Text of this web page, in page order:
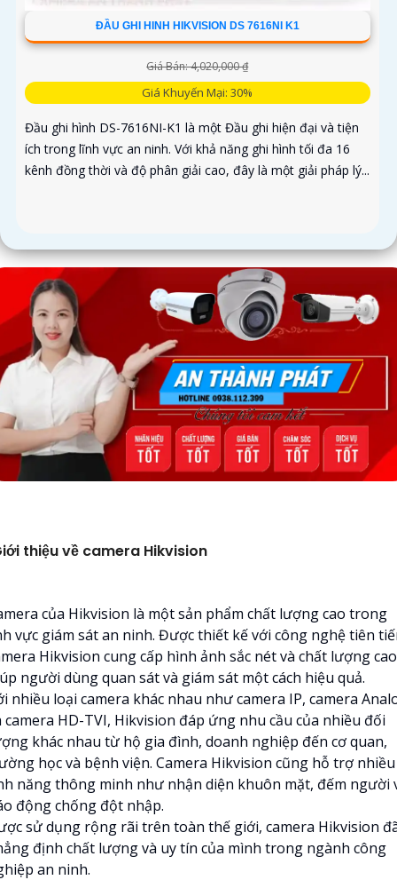
ĐẦU GHI HINH HIKVISION DS 7616NI K1
Giá Bán: 4,020,000 ₫
Giá Khuyến Mại: 30%
Đầu ghi hình DS-7616NI-K1 là một Đầu ghi hiện đại và tiện
ích trong lĩnh vực an ninh. Với khả năng ghi hình tối đa 16
kênh đồng thời và độ phân giải cao, đây là một giải pháp lý...
thiệu về camera Hikvision
của Hikvision là một sản phẩm chất lượng cao trong
vực giám sát an ninh. Được thiết kế với công nghệ tiên
Hikvision cung cấp hình ảnh sắc nét và chất lượng
người dùng quan sát và giám sát một cách hiệu quả.
nhiều loại camera khác nhau như camera IP, camera
camera HD-TVI, Hikvision đáp ứng nhu cầu của nhiều đối
khác nhau từ hộ gia đình, doanh nghiệp đến cơ quan,
học và bệnh viện. Camera Hikvision cũng hỗ trợ nhiều
năng thông minh như nhận diện khuôn mặt, đếm người
động chống đột nhập.
sử dụng rộng rãi trên toàn thế giới, camera Hikvision
định chất lượng và uy tín của mình trong ngành công
an ninh.